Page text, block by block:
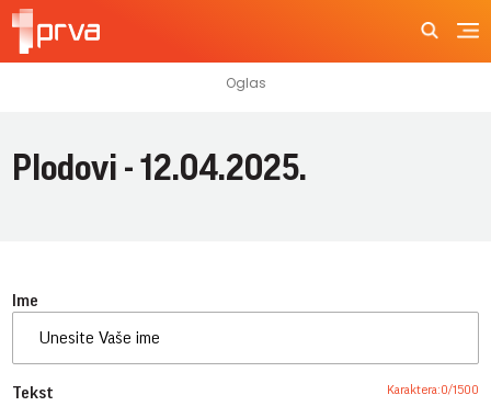
Plodovi - 12.04.2025.
Ime
Tekst Karaktera:0/1500